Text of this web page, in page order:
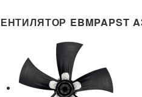
EBMPAPST